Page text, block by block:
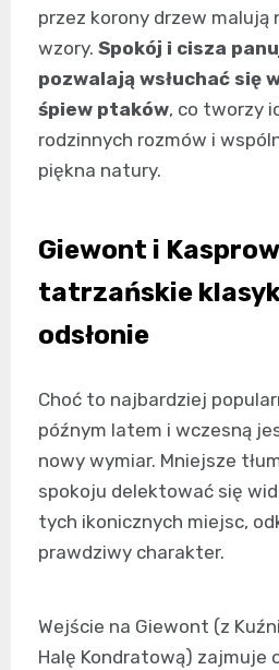
przez korony drzew malują
wzory. Spokój i cisza
pozwalają wsłuchać się
śpiew ptaków, co tworzy
rodzinnych rozmów i
piękna natury.
Giewont i
tatrzańskie
odsłonie
Choć to najbardziej
późnym latem i wczesną
nowy wymiar. Mniejsze
spokoju delektować się
tych ikonicznych miejsc,
prawdziwy charakter.
Wejście na Giewont (z
Halę Kondratową) zajmuje